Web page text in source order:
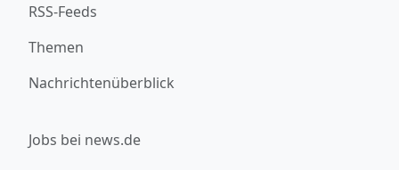
RSS-Feeds
Themen
Nachrichtenüberblick
Jobs bei news.de